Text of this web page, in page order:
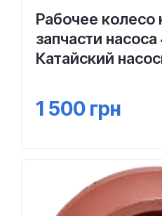
Рабочее колесо
запчасти насоса
Катайский
1 500 грн